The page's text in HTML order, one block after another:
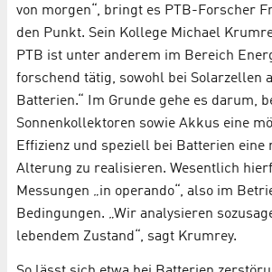
von morgen“, bringt es PTB-Forscher
den Punkt. Sein Kollege Michael
PTB ist unter anderem im Bereich
forschend tätig, sowohl bei Solarzellen
Batterien.“ Im Grunde gehe es darum,
Sonnenkollektoren sowie Akkus eine
Effizienz und speziell bei Batterien
Alterung zu realisieren. Wesentlich
Messungen „in operando“, also im
Bedingungen. „Wir analysieren
lebendem Zustand“, sagt Krumrey.